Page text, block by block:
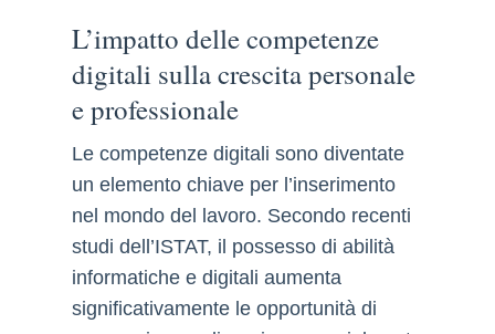
L’impatto delle competenze
digitali sulla crescita personale
e professionale
Le competenze digitali sono diventate
un elemento chiave per l’inserimento
nel mondo del lavoro. Secondo recenti
studi dell’ISTAT, il possesso di abilità
informatiche e digitali aumenta
significativamente le opportunità di